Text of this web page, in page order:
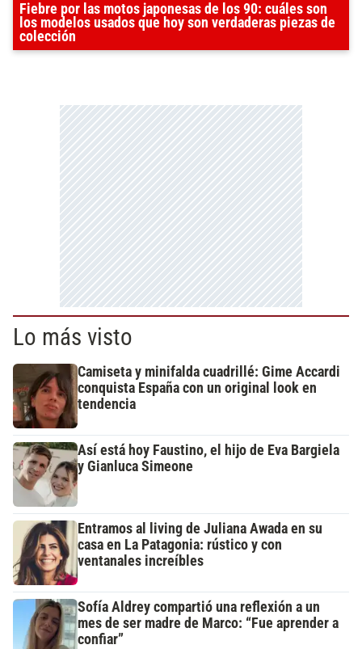
Fiebre por las motos japonesas de los 90: cuáles son
los modelos usados que hoy son verdaderas piezas de
colección
Lo más visto
Camiseta y minifalda cuadrillé: Gime Accardi
conquista España con un original look en
tendencia
Así está hoy Faustino, el hijo de Eva Bargiela
y Gianluca Simeone
Entramos al living de Juliana Awada en su
casa en La Patagonia: rústico y con
ventanales increíbles
Sofía Aldrey compartió una reflexión a un
mes de ser madre de Marco: “Fue aprender a
confiar”